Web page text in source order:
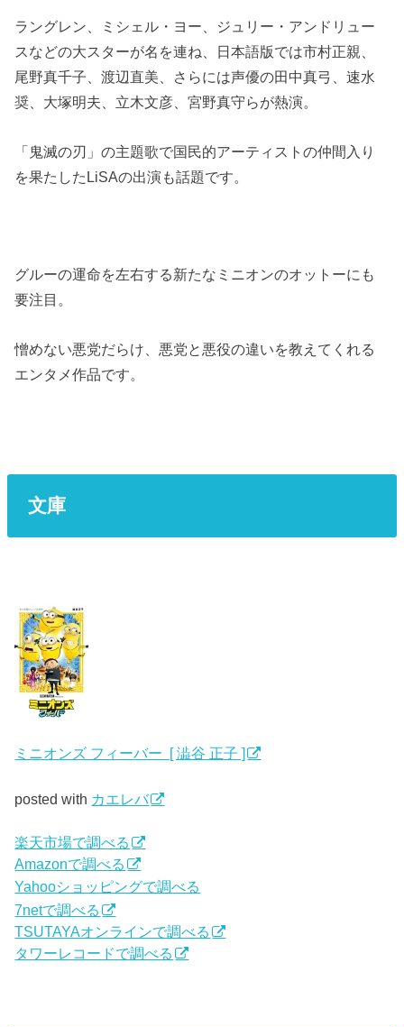
ラングレン、ミシェル・ヨー、ジュリー・アンドリュー
スなどの大スターが名を連ね、日本語版では市村正親、
尾野真千子、渡辺直美、さらには声優の田中真弓、速水
奨、大塚明夫、立木文彦、宮野真守らが熱演。
「鬼滅の刃」の主題歌で国民的アーティストの仲間入り
を果たしたLiSAの出演も話題です。
グルーの運命を左右する新たなミニオンのオットーにも
要注目。
憎めない悪党だらけ、悪党と悪役の違いを教えてくれる
エンタメ作品です。
文庫
ミニオンズ フィーバー [ 澁谷 正子 ]
posted with カエレバ
楽天市場で調べる
Amazonで調べる
Yahooショッピングで調べる
7netで調べる
TSUTAYAオンラインで調べる
タワーレコードで調べる